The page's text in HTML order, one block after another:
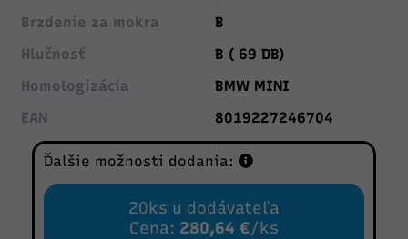
Brzdenie za mokra
B
Hlučnosť
B ( 69 DB)
Homologizácia
BMW MINI
EAN
8019227246704
Ďalšie možnosti dodania:
20ks u dodávateľa
Cena: 280,64 €/ks